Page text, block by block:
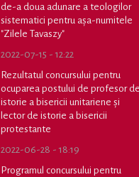
de-a doua adunare a teologilor
sistematici pentru așa-numitele
"Zilele Tavaszy"
2022-07-15 - 12:22
Rezultatul concursului pentru
ocuparea postului de profesor de
istorie a bisericii unitariene și
lector de istorie a bisericii
protestante
2022-06-28 - 18:19
Programul concursului pentru